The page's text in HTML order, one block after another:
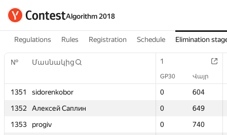
Algorithm 2018
Regulations Rules Registration Schedule Elimination
№ Մասնակից 1
GP30 Վայր
1351 sidorenkobor 0
604
1352
Алексей Саплин 0
649
1353
progiv 0
740
№ Մասնակից 1
GP30 Վայր
1351 sidorenkobor 0
604
1352
Алексей Саплин 0
649
1353
progiv 0
740